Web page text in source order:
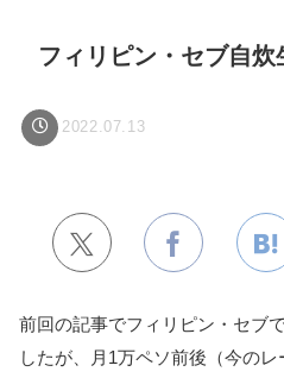
フィリピン・セブ自
2022.07.13
前回の記事でフィリピン・セブ
したが、月1万ペソ前後（今の